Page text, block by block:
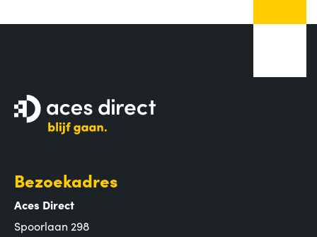
Bezoekadres
Aces Direct
Spoorlaan 298